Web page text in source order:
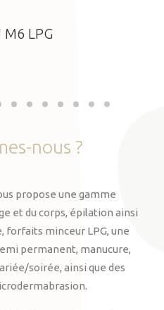
M6 LPG
nous ?
propose une gamme
et du corps, épilation ainsi
forfaits minceur LPG, une
permanent, manucure,
soirée, ainsi que des